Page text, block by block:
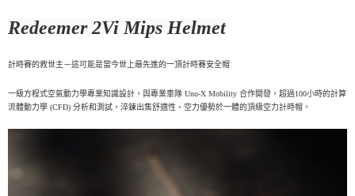
Redeemer 2Vi Mips Helmet
計時賽的救世主－這可能是當今世上最先進的一頂計時賽安全帽
一級方程式空氣動力學專業知識設計，與專業車隊 Uno-X Mobility 合作開發，超過100小時的計算
流體動力學 (CFD) 分析和測試，淬鍊出集舒適性、空力優勢於一體的頂級空力計時帽。